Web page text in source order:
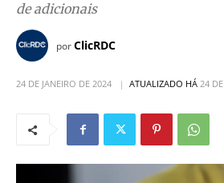
de adicionais
porClicRDC
24 DE JANEIRO DE 2024 ATUALIZADO HÁ 24